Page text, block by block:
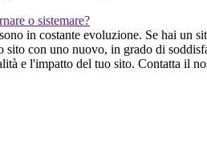
o sistemare?
in costante evoluzione. Se hai un
con uno nuovo, in grado di
e l'impatto del tuo sito. Contatta il